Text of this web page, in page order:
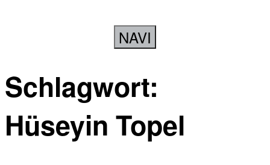
NAVI
Schlagwort:
Hüseyin Topel